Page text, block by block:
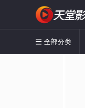
 全部分类